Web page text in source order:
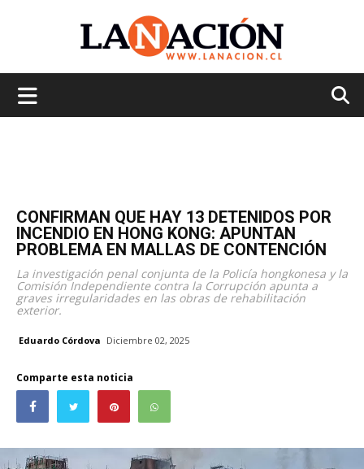
CONFIRMAN QUE HAY 13 DETENIDOS POR
INCENDIO EN HONG KONG: APUNTAN
PROBLEMA EN MALLAS DE CONTENCIÓN
La investigación penal conjunta de la Policía hongkonesa y la
Comisión Independiente contra la Corrupción apunta a
graves irregularidades en las obras de rehabilitación
exterior.
Eduardo Córdova Diciembre 02, 2025
Comparte esta noticia